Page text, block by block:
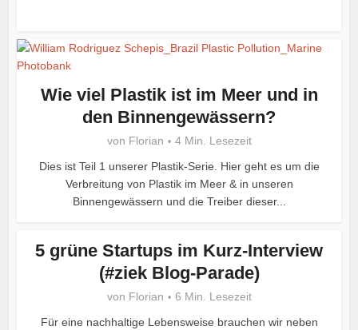
Wie viel Plastik ist im Meer und in
den Binnengewässern?
von Florian
4 Min. Lesezeit
Dies ist Teil 1 unserer Plastik-Serie. Hier geht es um die
Verbreitung von Plastik im Meer & in unseren
Binnengewässern und die Treiber dieser...
5 grüne Startups im Kurz-Interview
(#ziek Blog-Parade)
von Florian
6 Min. Lesezeit
Für eine nachhaltige Lebensweise brauchen wir neben